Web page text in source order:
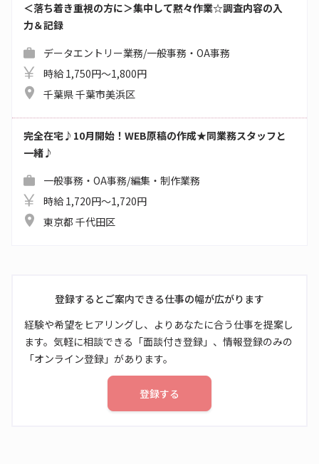
＜落ち着き重視の方に＞集中して黙々作業☆調査内容の入
力＆記録
データエントリー業務/一般事務・OA事務
時給 1,750円～1,800円
千葉県 千葉市美浜区
完全在宅♪10月開始！WEB原稿の作成★同業務スタッフと
一緒♪
一般事務・OA事務/編集・制作業務
時給 1,720円～1,720円
東京都 千代田区
登録するとご案内できる仕事の幅が広がります
経験や希望をヒアリングし、よりあなたに合う仕事を提案し
ます。気軽に相談できる「面談付き登録」、情報登録のみの
「オンライン登録」があります。
登録する